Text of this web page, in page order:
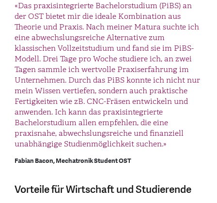
«Das praxisintegrierte Bachelorstudium (PiBS) an
der OST bietet mir die ideale Kombination aus
Theorie und Praxis. Nach meiner Matura suchte ich
eine abwechslungsreiche Alternative zum
klassischen Vollzeitstudium und fand sie im PiBS-
Modell. Drei Tage pro Woche studiere ich, an zwei
Tagen sammle ich wertvolle Praxiserfahrung im
Unternehmen. Durch das PiBS konnte ich nicht nur
mein Wissen vertiefen, sondern auch praktische
Fertigkeiten wie zB. CNC-Fräsen entwickeln und
anwenden. Ich kann das praxisintegrierte
Bachelorstudium allen empfehlen, die eine
praxisnahe, abwechslungsreiche und finanziell
unabhängige Studienmöglichkeit suchen.»
Fabian Bacon, Mechatronik Student OST
Vorteile für Wirtschaft und Studierende